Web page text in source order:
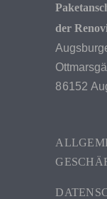
der
86152